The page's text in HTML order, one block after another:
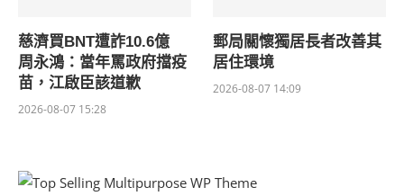
慈濟買BNT遭詐10.6億
周永鴻：當年罵政府擋疫
苗，江啟臣該道歉
2026-08-07 15:28
郵局關懷獨居長者改善其
居住環境
2026-08-07 14:09